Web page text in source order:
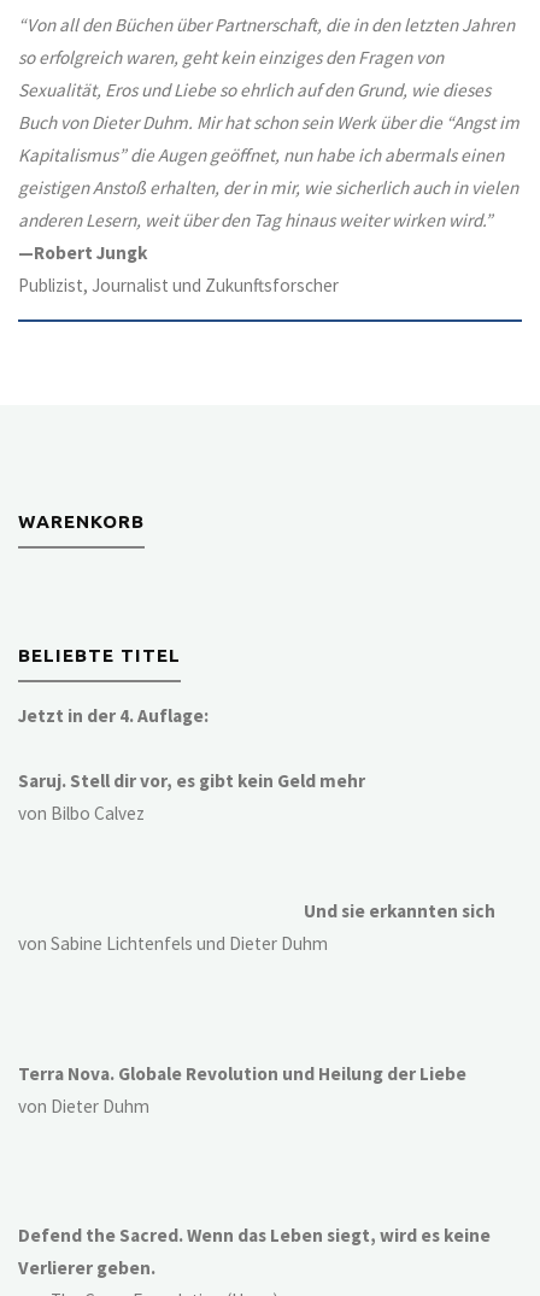
“Von all den Büchen über Partnerschaft, die in den letzten Jahren
so erfolgreich waren, geht kein einziges den Fragen von
Sexualität, Eros und Liebe so ehrlich auf den Grund, wie dieses
Buch von Dieter Duhm. Mir hat schon sein Werk über die “Angst im
Kapitalismus” die Augen geöffnet, nun habe ich abermals einen
geistigen Anstoß erhalten, der in mir, wie sicherlich auch in vielen
anderen Lesern, weit über den Tag hinaus weiter wirken wird.”
—Robert Jungk
Publizist, Journalist und Zukunftsforscher
WARENKORB
BELIEBTE TITEL
Jetzt in der 4. Auflage:
Saruj. Stell dir vor, es gibt kein Geld mehr
von Bilbo Calvez
Und sie erkannten sich
von Sabine Lichtenfels und Dieter Duhm
Terra Nova. Globale Revolution und Heilung der Liebe
von Dieter Duhm
Defend the Sacred. Wenn das Leben siegt, wird es keine
Verlierer geben.